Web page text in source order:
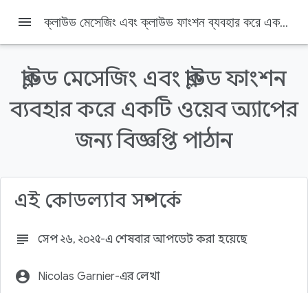
Firebase Firebase Codelabs
এই পৃষ্ঠায় যা যা আছে
স্বাগত বার্তা যোগ করা হচ্ছে
menu ক্লাউড মেসেজিং এবং ক্লাউড ফাংশন ব্যবহার করে একটি ওয়েব অ্যাপের জন্য বিজ্ঞপ্তি পাঠান
ক্লাউড মেসেজিং এবং ক্লাউড ফাংশন
ব্যবহার করে একটি ওয়েব অ্যাপের
জন্য বিজ্ঞপ্তি পাঠান
এই কোডল্যাব সম্পর্কে
subject সেপ ২৬, ২০২৫-এ শেষবার আপডেট করা হয়েছে
account_circle Nicolas Garnier-এর লেখা